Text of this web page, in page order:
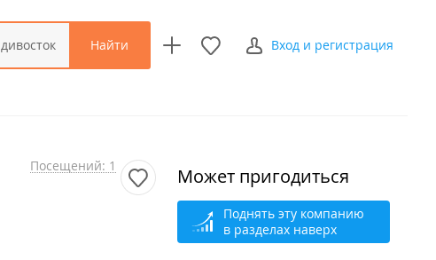
Найти Вход и регистрация
Посещений: 1 Может пригодиться
Поднять эту компанию
в разделах наверх